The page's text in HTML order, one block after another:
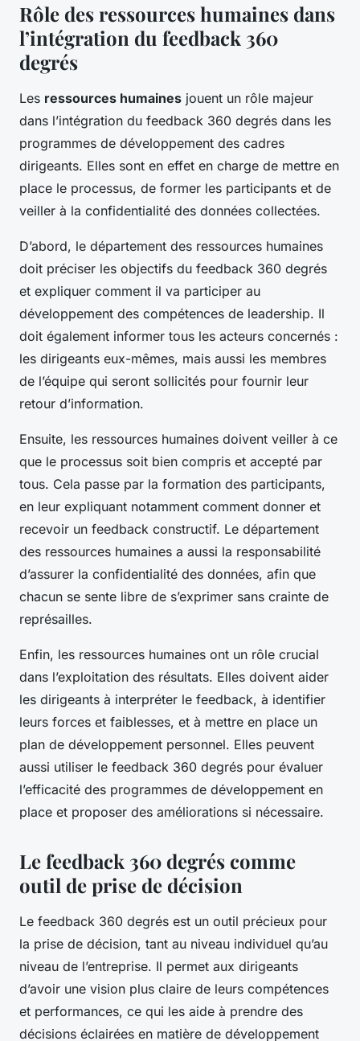
Rôle des ressources humaines dans
l’intégration du feedback 360
degrés
Les ressources humaines jouent un rôle majeur
dans l’intégration du feedback 360 degrés dans les
programmes de développement des cadres
dirigeants. Elles sont en effet en charge de mettre en
place le processus, de former les participants et de
veiller à la confidentialité des données collectées.
D’abord, le département des ressources humaines
doit préciser les objectifs du feedback 360 degrés
et expliquer comment il va participer au
développement des compétences de leadership. Il
doit également informer tous les acteurs concernés :
les dirigeants eux-mêmes, mais aussi les membres
de l’équipe qui seront sollicités pour fournir leur
retour d’information.
Ensuite, les ressources humaines doivent veiller à ce
que le processus soit bien compris et accepté par
tous. Cela passe par la formation des participants,
en leur expliquant notamment comment donner et
recevoir un feedback constructif. Le département
des ressources humaines a aussi la responsabilité
d’assurer la confidentialité des données, afin que
chacun se sente libre de s’exprimer sans crainte de
représailles.
Enfin, les ressources humaines ont un rôle crucial
dans l’exploitation des résultats. Elles doivent aider
les dirigeants à interpréter le feedback, à identifier
leurs forces et faiblesses, et à mettre en place un
plan de développement personnel. Elles peuvent
aussi utiliser le feedback 360 degrés pour évaluer
l’efficacité des programmes de développement en
place et proposer des améliorations si nécessaire.
Le feedback 360 degrés comme
outil de prise de décision
Le feedback 360 degrés est un outil précieux pour
la prise de décision, tant au niveau individuel qu’au
niveau de l’entreprise. Il permet aux dirigeants
d’avoir une vision plus claire de leurs compétences
et performances, ce qui les aide à prendre des
décisions éclairées en matière de développement